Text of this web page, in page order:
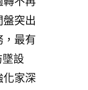
突出
，最有
設
化家深